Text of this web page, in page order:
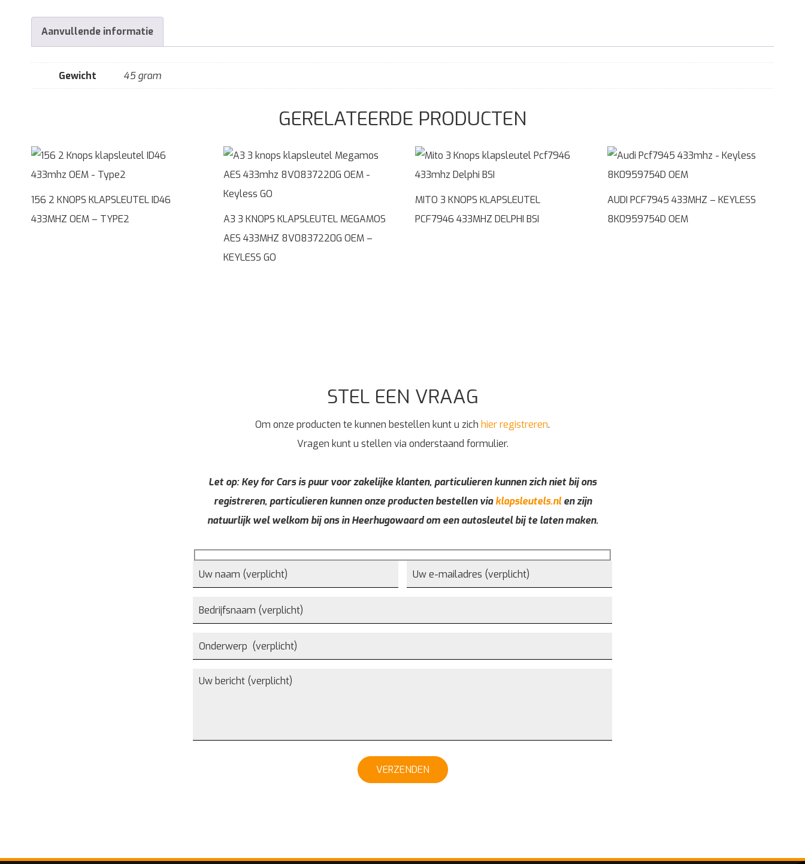
Aanvullende informatie
Gewicht 45 gram
GERELATEERDE PRODUCTEN
156 2 KNOPS KLAPSLEUTEL ID46
433MHZ OEM – TYPE2
A3 3 KNOPS KLAPSLEUTEL MEGAMOS
AES 433MHZ 8V0837220G OEM –
KEYLESS GO
MITO 3 KNOPS KLAPSLEUTEL
PCF7946 433MHZ DELPHI BSI
AUDI PCF7945 433MHZ – KEYLESS
8K0959754D OEM
STEL EEN VRAAG
Om onze producten te kunnen bestellen kunt u zich hier registreren.
Vragen kunt u stellen via onderstaand formulier.
Let op: Key for Cars is puur voor zakelijke klanten, particulieren kunnen zich niet bij ons
registreren, particulieren kunnen onze producten bestellen viaklapsleutels.nlen zijn
natuurlijk wel welkom bij ons in Heerhugowaard om een autosleutel bij te laten maken.
VERZENDEN